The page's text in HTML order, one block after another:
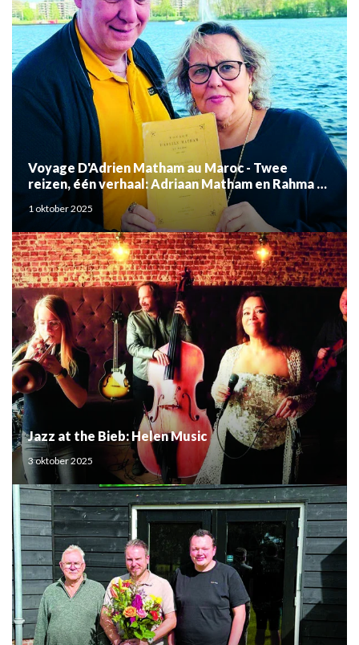
Voyage D'Adrien Matham au Maroc - Twee
reizen, één verhaal: Adriaan Matham en Rahma el
Mouden
1 oktober 2025
Jazz at the Bieb: Helen Music
3 oktober 2025